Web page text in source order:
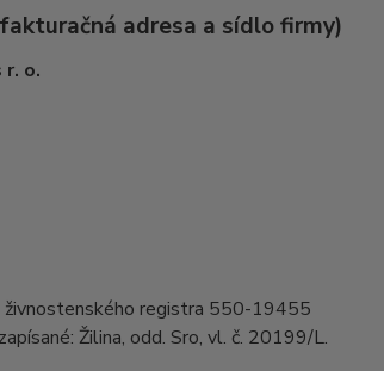
adresa a sídlo firmy)
o.
registra 550-19455
Žilina, odd. Sro, vl. č. 20199/L.